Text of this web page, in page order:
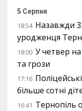
5 Серпня
18:54 Назавжди
уродженця
18:00 У четвер
та грози
17:16
більше сотні
16:41 Тернопіль